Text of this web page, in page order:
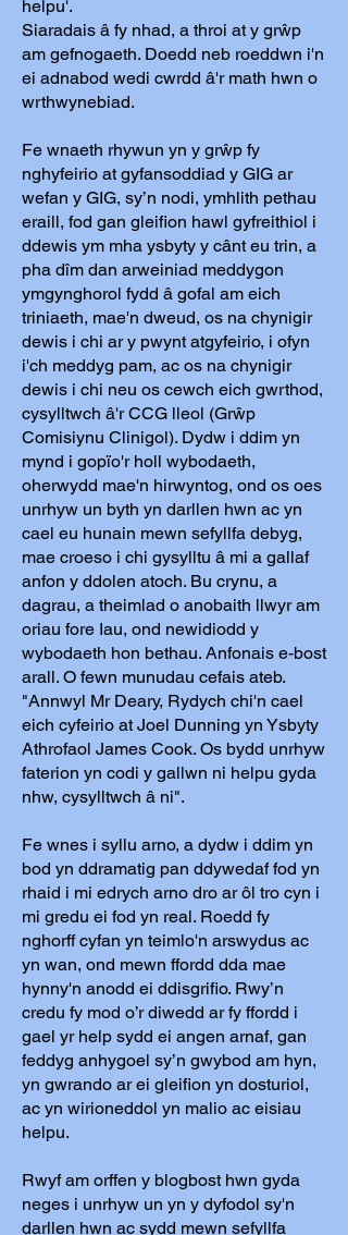
helpu'.
Siaradais â fy nhad, a throi at y grŵp
am gefnogaeth. Doedd neb roeddwn i'n
ei adnabod wedi cwrdd â'r math hwn o
wrthwynebiad.
Fe wnaeth rhywun yn y grŵp fy
nghyfeirio at gyfansoddiad y GIG ar
wefan y GIG, sy’n nodi, ymhlith pethau
eraill, fod gan gleifion hawl gyfreithiol i
ddewis ym mha ysbyty y cânt eu trin, a
pha dîm dan arweiniad meddygon
ymgynghorol fydd â gofal am eich
triniaeth, mae'n dweud, os na chynigir
dewis i chi ar y pwynt atgyfeirio, i ofyn
i'ch meddyg pam, ac os na chynigir
dewis i chi neu os cewch eich gwrthod,
cysylltwch â'r CCG lleol (Grŵp
Comisiynu Clinigol). Dydw i ddim yn
mynd i gopïo'r holl wybodaeth,
oherwydd mae'n hirwyntog, ond os oes
unrhyw un byth yn darllen hwn ac yn
cael eu hunain mewn sefyllfa debyg,
mae croeso i chi gysylltu â mi a gallaf
anfon y ddolen atoch. Bu crynu, a
dagrau, a theimlad o anobaith llwyr am
oriau fore Iau, ond newidiodd y
wybodaeth hon bethau. Anfonais e-bost
arall. O fewn munudau cefais ateb.
"Annwyl Mr Deary, Rydych chi'n cael
eich cyfeirio at Joel Dunning yn Ysbyty
Athrofaol James Cook. Os bydd unrhyw
faterion yn codi y gallwn ni helpu gyda
nhw, cysylltwch â ni".
Fe wnes i syllu arno, a dydw i ddim yn
bod yn ddramatig pan ddywedaf fod yn
rhaid i mi edrych arno dro ar ôl tro cyn i
mi gredu ei fod yn real. Roedd fy
nghorff cyfan yn teimlo'n arswydus ac
yn wan, ond mewn ffordd dda mae
hynny'n anodd ei ddisgrifio. Rwy’n
credu fy mod o’r diwedd ar fy ffordd i
gael yr help sydd ei angen arnaf, gan
feddyg anhygoel sy’n gwybod am hyn,
yn gwrando ar ei gleifion yn dosturiol,
ac yn wirioneddol yn malio ac eisiau
helpu.
Rwyf am orffen y blogbost hwn gyda
neges i unrhyw un yn y dyfodol sy'n
darllen hwn ac sydd mewn sefyllfa